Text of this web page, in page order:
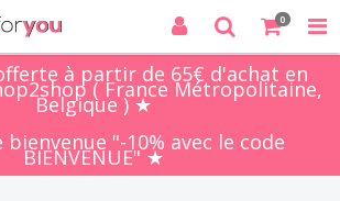
à partir de 65€ d'achat en
( France Métropolitaine,
Belgique ) ★
"-10% avec le code
BIENVENUE" ★
0